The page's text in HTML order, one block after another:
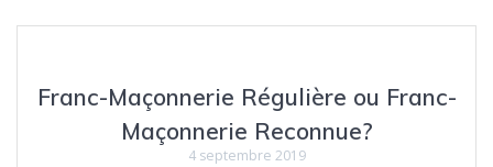
Franc-Maçonnerie Régulière ou Franc-
Maçonnerie Reconnue?
4 septembre 2019